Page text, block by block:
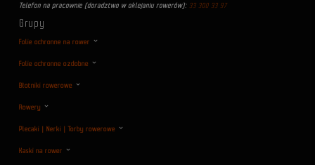
Telefon na pracownie (doradztwo w oklejaniu rowerów): 33 300 33 97
Grupy
Folie ochronne na rower
Folie ochronne ozdobne
Błotniki rowerowe
Rowery
Plecaki | Nerki | Torby rowerowe
Kaski na rower